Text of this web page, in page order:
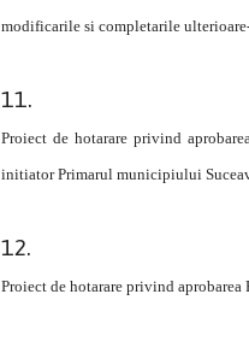
modificarile si completarile
Proiect de hotarare privind
initiator Primarul municipiului
Proiect de hotarare privind